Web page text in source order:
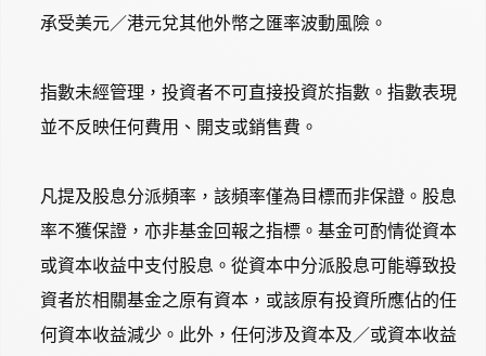
承受美元／港元兌其他外幣之匯率波動風險。
指數未經管理，投資者不可直接投資於指數。指數表現
並不反映任何費用、開支或銷售費。
凡提及股息分派頻率，該頻率僅為目標而非保證。股息
率不獲保證，亦非基金回報之指標。基金可酌情從資本
或資本收益中支付股息。從資本中分派股息可能導致投
資者於相關基金之原有資本，或該原有投資所應佔的任
何資本收益減少。此外，任何涉及資本及／或資本收益